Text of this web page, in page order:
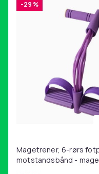
da42af37-377e-
-29 %
Magetrener, 6-rørs
motstandsbånd -